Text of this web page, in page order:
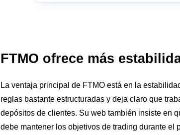
FTMO ofrece más
La ventaja principal de FTMO está en la
reglas bastante estructuradas y deja claro que
depósitos de clientes. Su web también insiste en
debe mantener los objetivos de trading durante el